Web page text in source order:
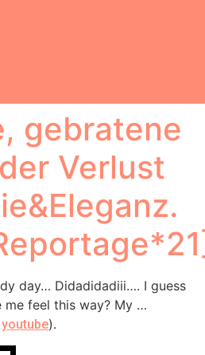
gebratene
Verlust
day… Didadidadiii…. I guess
me feel this way? My …
youtube).